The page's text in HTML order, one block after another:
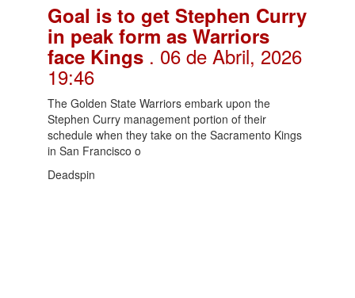
Goal is to get Stephen Curry
in peak form as Warriors
face Kings . 06 de Abril, 2026
19:46
The Golden State Warriors embark upon the
Stephen Curry management portion of their
schedule when they take on the Sacramento Kings
in San Francisco o
Deadspin